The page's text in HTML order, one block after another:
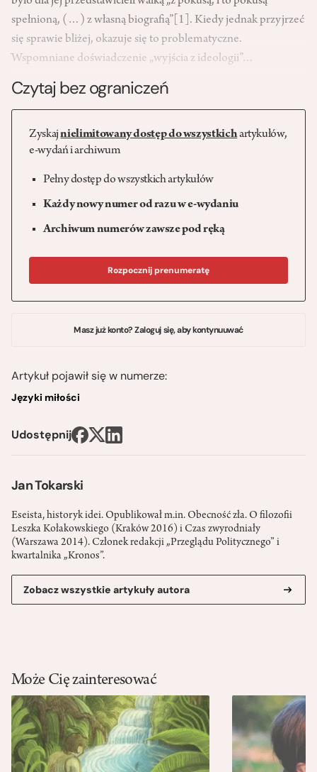
Jan Tokarski
Eseista, historyk idei. Opublikował m.in. Obecność zła. O filozofii
Leszka Kołakowskiego (Kraków 2016) i Czas zwyrodniały
(Warszawa 2014). Członek redakcji „Przeglądu Politycznego” i
kwartalnika „Kronos”.
Zobacz wszystkie artykuły autora
spełnioną, (…) z własną biografią” [1] . Kiedy jednak przyjrzeć
się sprawie bliżej, okazuje się to problematyczne.
Wspomniane doświadczenie „wyjścia z ideologii”…
Czytaj bez ograniczeń
Zyskajnielimitowany dostęp do wszystkichartykułów,
e-wydań i archiwum
Pełny dostęp do wszystkich artykułów
Każdy nowy numer od razu w e-wydaniu
Archiwum numerów zawsze pod ręką
Rozpocznij prenumeratę
Masz już konto? Zaloguj się, aby kontynuuwać
Artykuł pojawił się w numerze:
Języki miłości
Udostępnij
Może Cię zainteresować